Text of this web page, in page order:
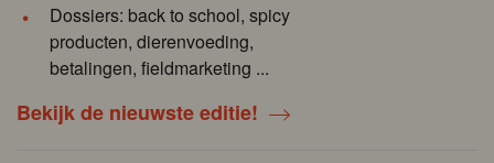
Dossiers: back to school, spicy
producten, dierenvoeding,
betalingen, fieldmarketing ...
Bekijk de nieuwste editie!